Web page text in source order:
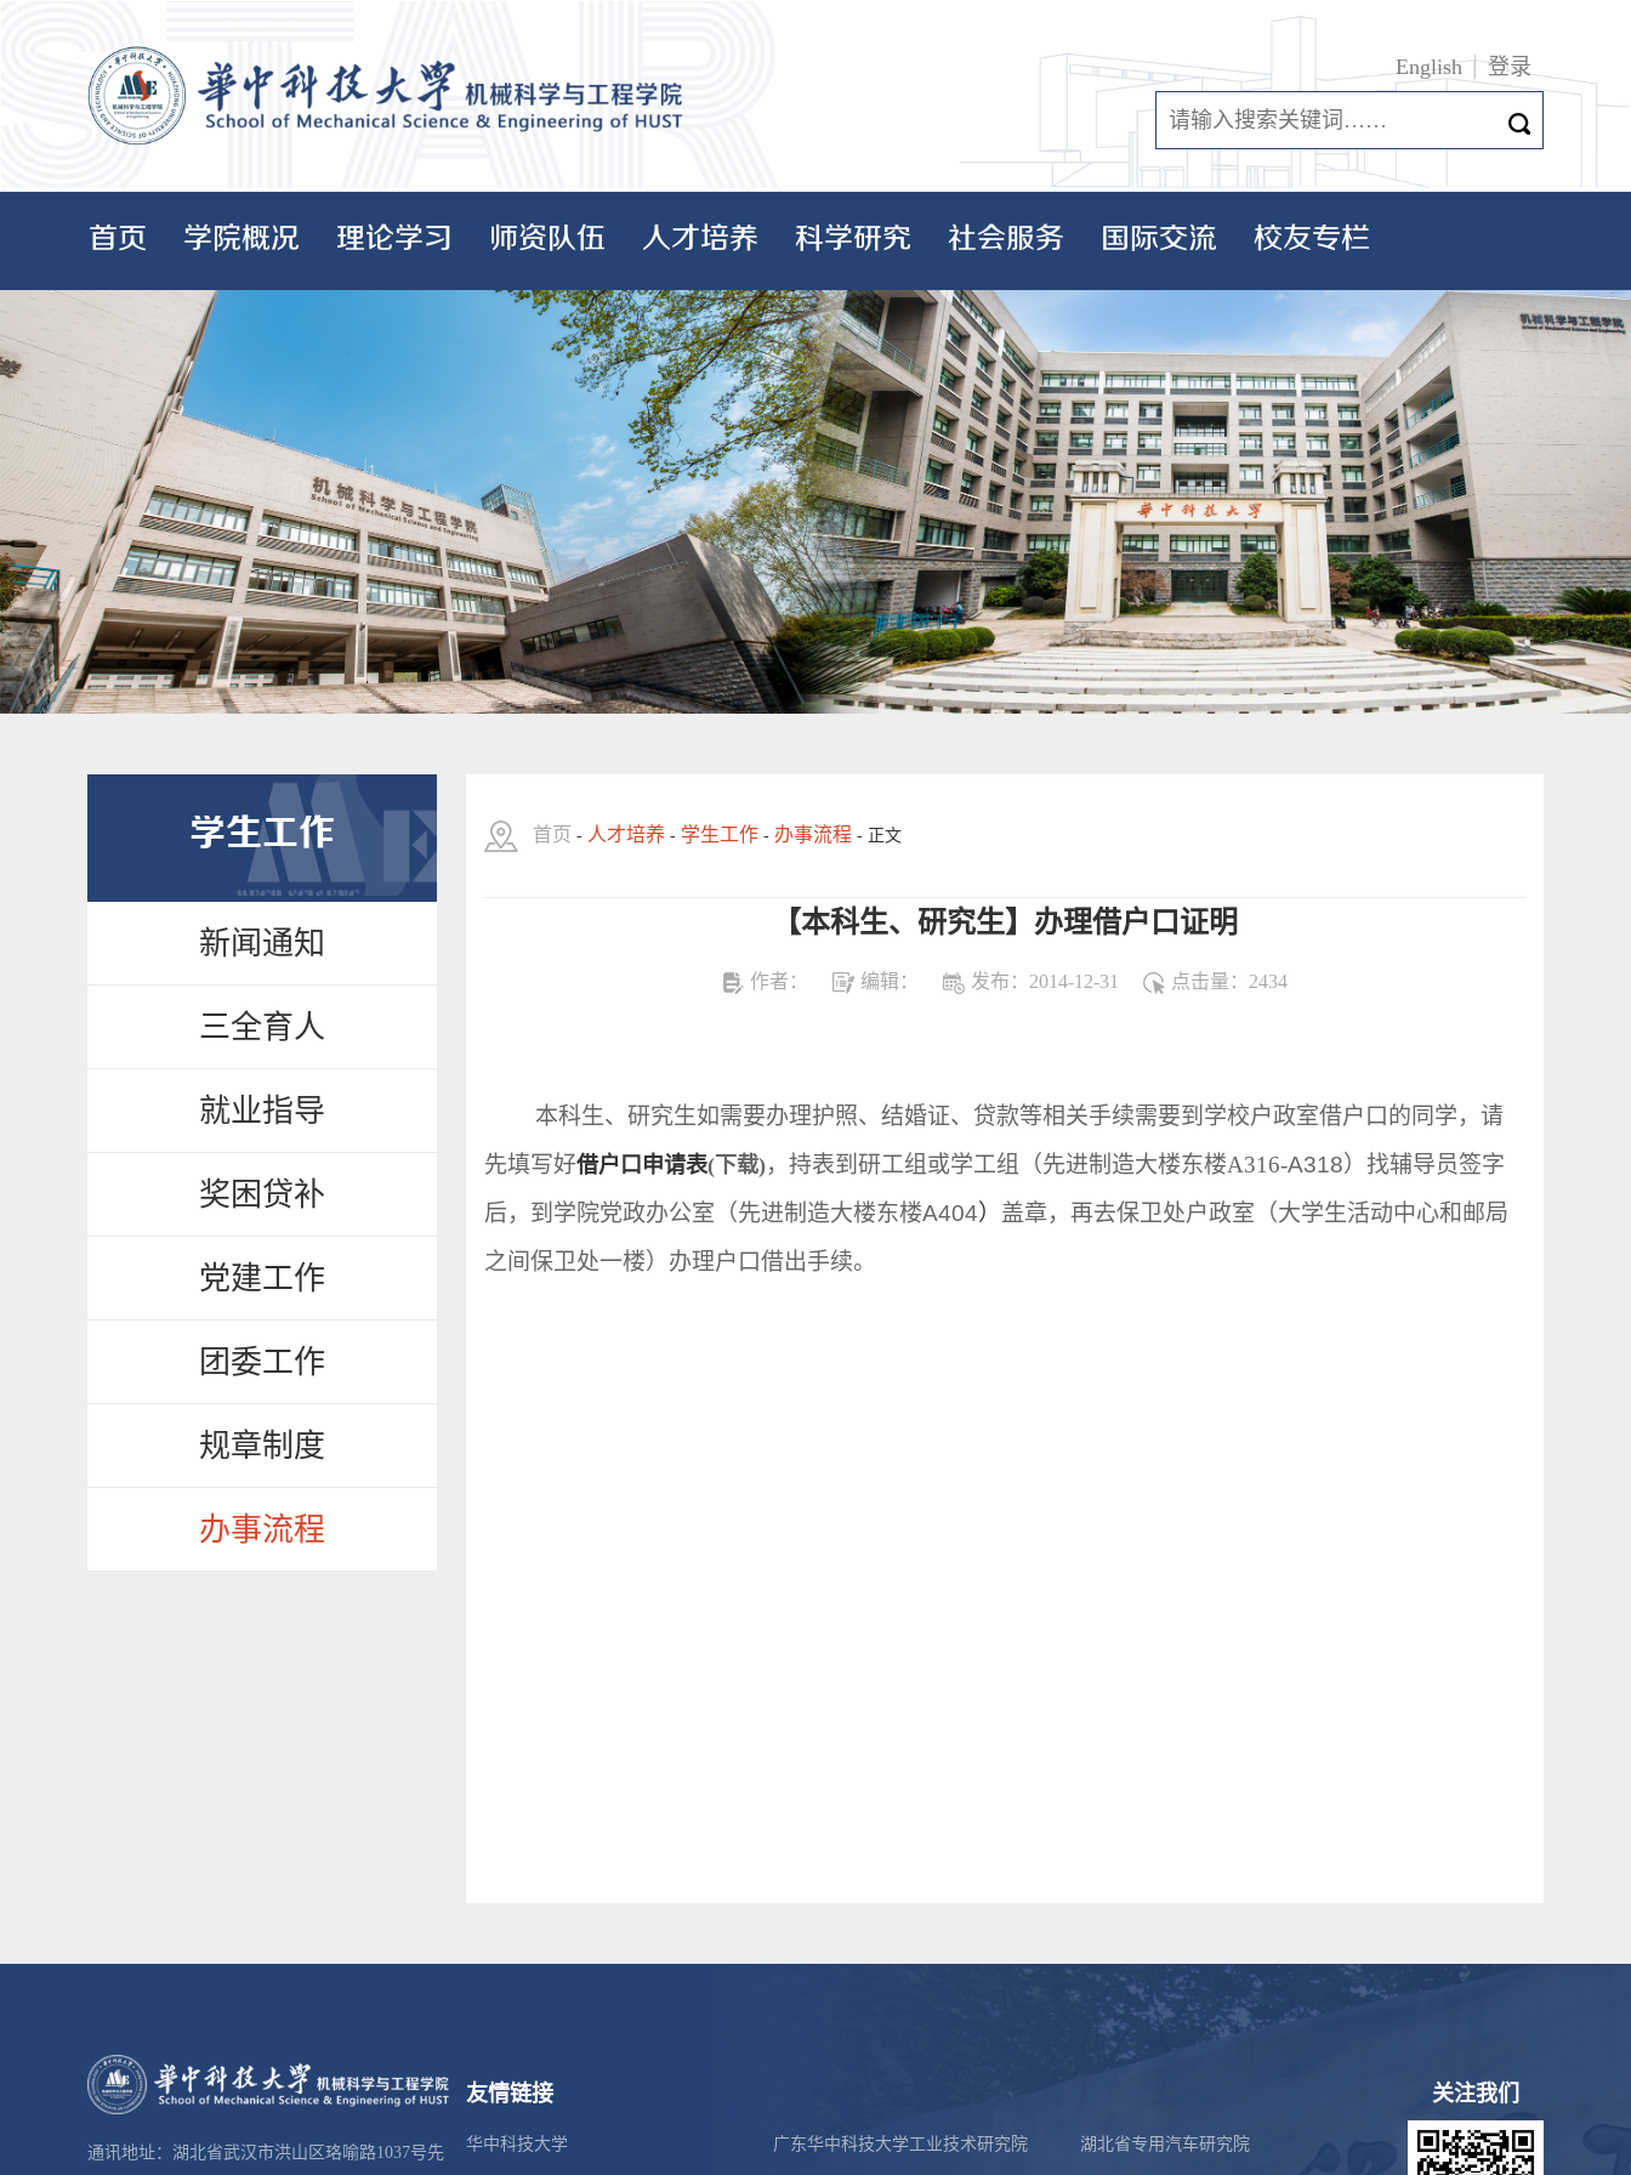
English 登录
首页 学院概况 理论学习 师资队伍 人才培养 科学研究 社会服务 国际交流 校友专栏
学生工作
新闻通知
三全育人
就业指导
奖困贷补
党建工作
团委工作
规章制度
办事流程
首页 - 人才培养 - 学生工作 - 办事流程 - 正文
【本科生、研究生】办理借户口证明
作者： 编辑： 发布：2014-12-31 点击量： 2434
本科生、研究生如需要办理护照、结婚证、贷款等相关手续需要到学校户政室借户口的同学，请
先填写好借户口申请表(下载)，持表到研工组或学工组（先进制造大楼东楼A316-A318）找辅导员签字
后，到学院党政办公室（先进制造大楼东楼A404） 盖章，再去保卫处户政室（大学生活动中心和邮局
之间保卫处一楼）办理户口借出手续。
通讯地址：湖北省武汉市洪山区珞喻路1037号先
友情链接
华中科技大学 广东华中科技大学工业技术研究院 湖北省专用汽车研究院
关注我们